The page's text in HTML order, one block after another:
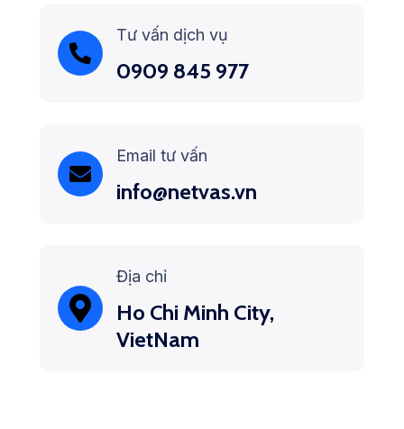
Tư vấn dịch vụ
0909 845 977
Email tư vấn
info@netvas.vn
Địa chỉ
Ho Chi Minh City,
VietNam